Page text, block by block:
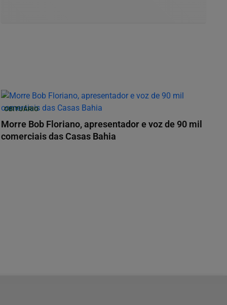
OBITUÁRIO
Morre Bob Floriano, apresentador e voz de 90 mil
comerciais das Casas Bahia